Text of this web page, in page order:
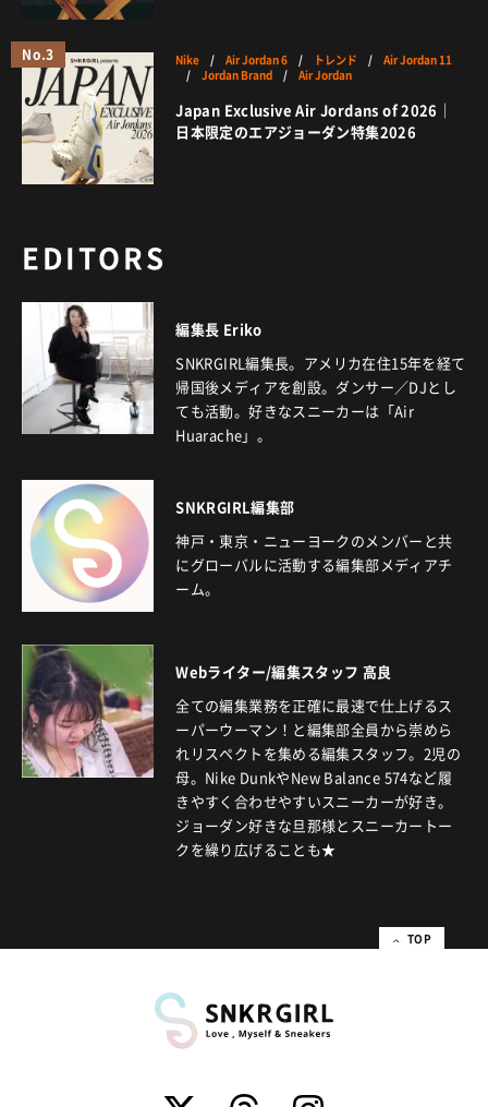
No.3 Nike /Air Jordan 6 / トレンド /Air Jordan 11
/Jordan Brand /Air Jordan
Japan Exclusive Air Jordans of 2026｜
日本限定のエアジョーダン特集2026
EDITORS
編集長 Eriko
SNKRGIRL編集長。アメリカ在住15年を経て
帰国後メディアを創設。ダンサー／DJとし
ても活動。好きなスニーカーは「Air
Huarache」。
SNKRGIRL編集部
神戸・東京・ニューヨークのメンバーと共
にグローバルに活動する編集部メディアチ
ーム。
Webライター/編集スタッフ 高良
全ての編集業務を正確に最速で仕上げるス
ーパーウーマン！と編集部全員から崇めら
れリスペクトを集める編集スタッフ。2児の
母。Nike DunkやNew Balance 574など履
きやすく合わせやすいスニーカーが好き。
ジョーダン好きな旦那様とスニーカートー
クを繰り広げることも★
TOP